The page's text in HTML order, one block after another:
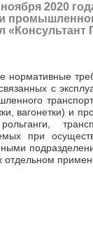
2020
«Консультант
нормативные
с
вагонетки) и
при
отдельном